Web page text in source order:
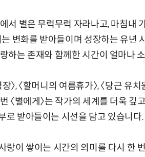
서 별은 무럭무럭 자라나고, 마침내
변화를 받아들이며 성장하는 유년
하는 존재와 함께한 시간이 얼마나
〉, 〈할머니의 여름휴가〉, 〈당근 유
〈별에게〉는 작가의 세계를 더욱 깊
로 받아들이는 시선을 담고 있습니다.
랑이 쌓이는 시간의 의미를 다시 한